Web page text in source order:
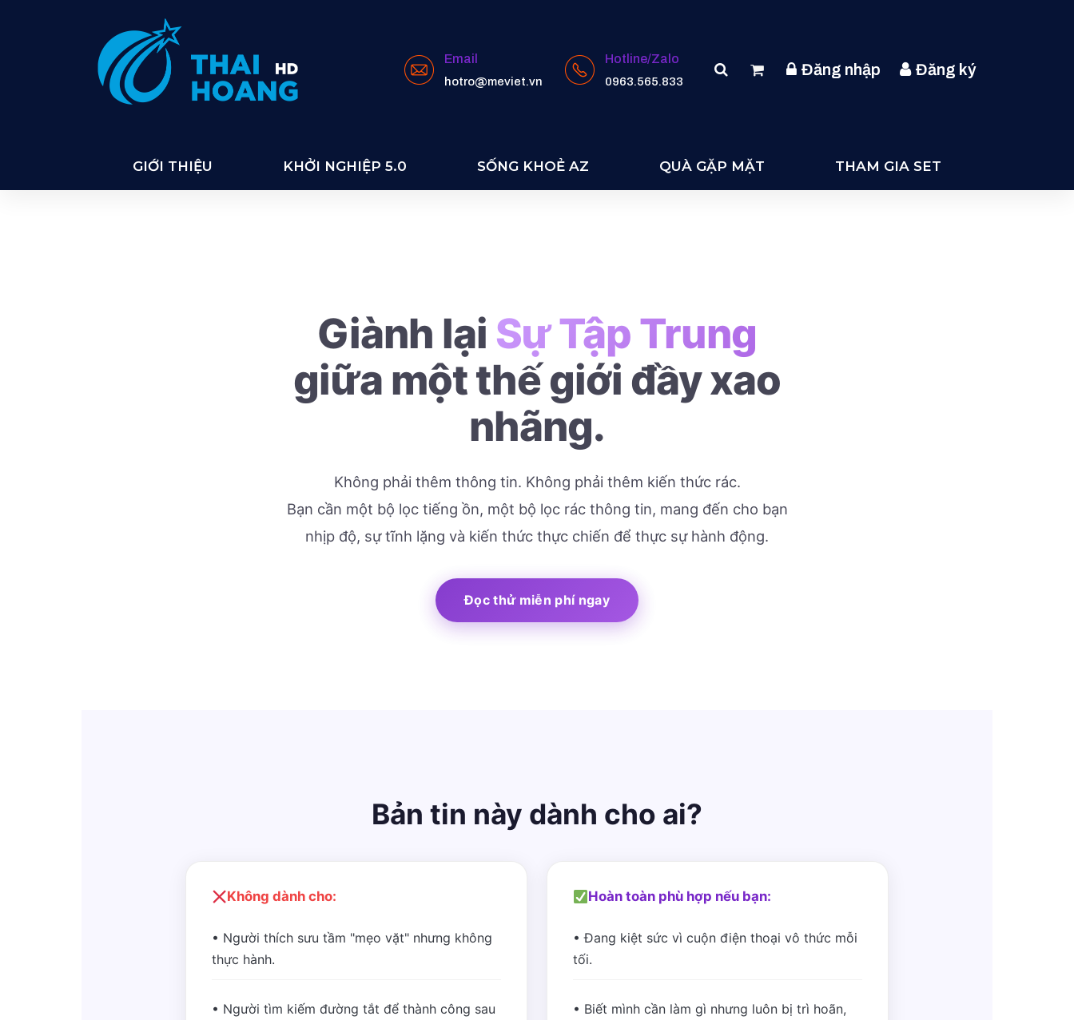
Email
hotro@meviet.vn
Hotline/Zalo
0963.565.833
Đăng nhập Đăng ký
GIỚI THIỆU KHỞI NGHIỆP 5.0 SỐNG KHOẺ AZ QUÀ GẶP MẶT THAM GIA SET
Giành lại Sự Tập Trung
giữa một thế giới đầy xao
nhãng.
Không phải thêm thông tin. Không phải thêm kiến thức rác.
Bạn cần một bộ lọc tiếng ồn, một bộ lọc rác thông tin, mang đến cho bạn
nhịp độ, sự tĩnh lặng và kiến thức thực chiến để thực sự hành động.
Đọc thử miễn phí ngay
Bản tin này dành cho ai?
Không dành cho:
• Người thích sưu tầm "mẹo vặt" nhưng không
thực hành.
• Người tìm kiếm đường tắt để thành công sau
Hoàn toàn phù hợp nếu bạn:
• Đang kiệt sức vì cuộn điện thoại vô thức mỗi
tối.
• Biết mình cần làm gì nhưng luôn bị trì hoãn,